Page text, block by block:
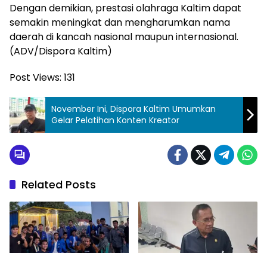
Dengan demikian, prestasi olahraga Kaltim dapat
semakin meningkat dan mengharumkan nama
daerah di kancah nasional maupun internasional.
(ADV/Dispora Kaltim)
Post Views: 131
November Ini, Dispora Kaltim Umumkan
Gelar Pelatihan Konten Kreator
Related Posts